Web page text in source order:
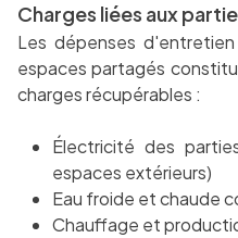
Charges liées aux
Les dépenses
espaces partagés
charges récupérables :
Électricité des
espaces extérieurs)
Eau froide et chaude
Chauffage et